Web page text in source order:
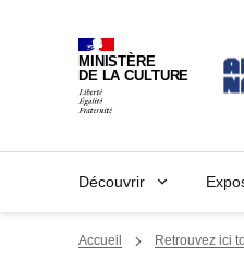
MINISTÈRE
DE LA CULTURE
Découvrir
Accueil Retrouvez ici